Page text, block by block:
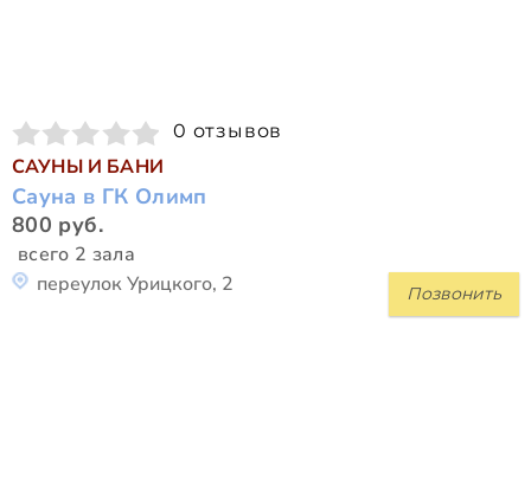
0 отзывов
САУНЫ И БАНИ
Сауна в ГК Олимп
800 руб.
всего 2 зала
Позвонить
переулок Урицкого, 2